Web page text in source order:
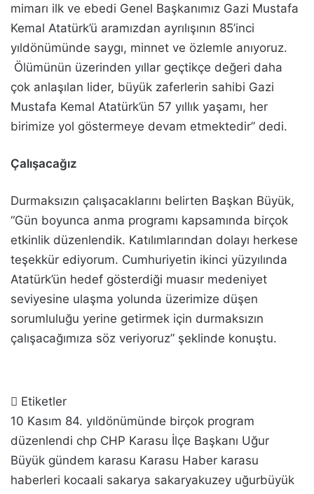
mimarı ilk ve ebedi Genel Başkanımız Gazi Mustafa
Kemal Atatürk’ü aramızdan ayrılışının 85’inci
yıldönümünde saygı, minnet ve özlemle anıyoruz.
Ölümünün üzerinden yıllar geçtikçe değeri daha
çok anlaşılan lider, büyük zaferlerin sahibi Gazi
Mustafa Kemal Atatürk’ün 57 yıllık yaşamı, her
birimize yol göstermeye devam etmektedir” dedi.
Çalışacağız
Durmaksızın çalışacaklarını belirten Başkan Büyük,
“Gün boyunca anma programı kapsamında birçok
etkinlik düzenlendik. Katılımlarından dolayı herkese
teşekkür ediyorum. Cumhuriyetin ikinci yüzyılında
Atatürk’ün hedef gösterdiği muasır medeniyet
seviyesine ulaşma yolunda üzerimize düşen
sorumluluğu yerine getirmek için durmaksızın
çalışacağımıza söz veriyoruz” şeklinde konuştu.
Etiketler
10 Kasım 84. yıldönümünde birçok program
düzenlendi chp CHP Karasu İlçe Başkanı Uğur
Büyük gündem karasu Karasu Haber karasu
haberleri kocaali sakarya sakaryakuzey uğurbüyük